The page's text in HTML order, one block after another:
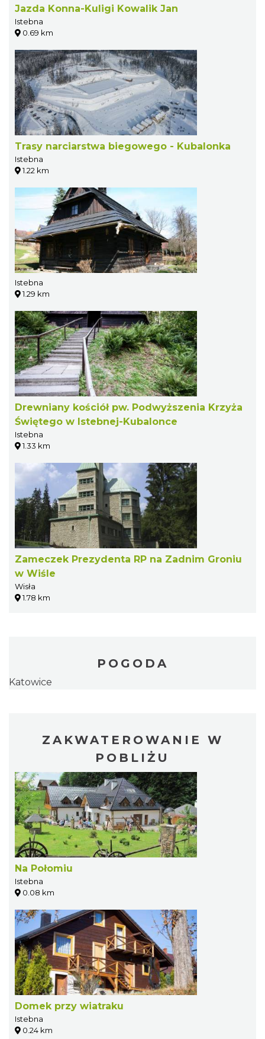
Jazda Konna-Kuligi Kowalik Jan
Istebna
0.69 km
Trasy narciarstwa biegowego - Kubalonka
Istebna
1.22 km
Istebna
1.29 km
Drewniany kościół pw. Podwyższenia Krzyża
Świętego w Istebnej-Kubalonce
Istebna
1.33 km
Zameczek Prezydenta RP na Zadnim Groniu
w Wiśle
Wisła
1.78 km
POGODA
Katowice
ZAKWATEROWANIE W
POBLIŻU
Na Połomiu
Istebna
0.08 km
Domek przy wiatraku
Istebna
0.24 km